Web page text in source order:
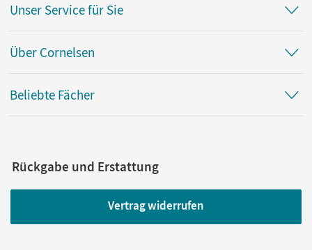
Unser Service für Sie
Über Cornelsen
Beliebte Fächer
Rückgabe und Erstattung
Vertrag widerrufen